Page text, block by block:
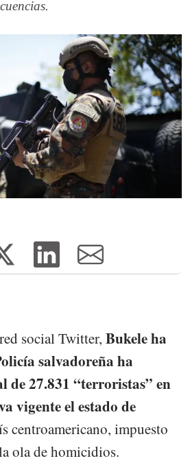
social Twitter, Bukele ha
salvadoreña ha
de 27.831 “terroristas” en
vigente el estado de
centroamericano, impuesto
ola de homicidios.